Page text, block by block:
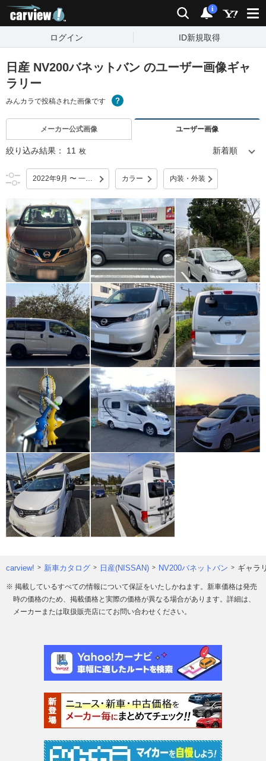
検索 通知
i
ログイン ID新規取得
日産 NV200バネットバン のユーザー画像ギャ
ラリー
みんカラで投稿された画像です
メーカー公式画像 ユーザー画像
絞り込み結果： 11 枚
2022年9月 〜 一部改良 カラー 内装・外装
carview! 新車カタログ 日産(NISSAN) NV200バネットバン ギャラ
※ 掲載しているすべての情報について保証をいたしかねます。新車価格は発売
時の価格のため、掲載価格と実際の価格が異なる場合があります。詳細は、
メーカーまたは取扱販売店にてお問い合わせください。